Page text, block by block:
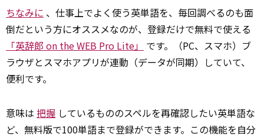
ちなみに 、仕事上でよく使う英単語を、毎回調べるのも面
倒だという方にオススメなのが、登録だけで無料で使える
「英辞郎 on the WEB Pro Lite」
です。（PC、スマホ）ブ
ラウザとスマホアプリが連動（データが同期）していて、
便利です。
意味は 把握 しているもののスペルを再確認したい英単語な
ど、無料版で100単語まで登録ができます。この機能を自分